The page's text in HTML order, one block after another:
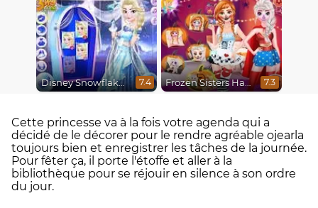
Disney Snowflakes Winter Ball 7.4 Frozen Sisters Halloween Party 7.3
Cette princesse va à la fois votre agenda qui a
décidé de le décorer pour le rendre agréable ojearla
toujours bien et enregistrer les tâches de la journée.
Pour fêter ça, il porte l'étoffe et aller à la
bibliothèque pour se réjouir en silence à son ordre
du jour.